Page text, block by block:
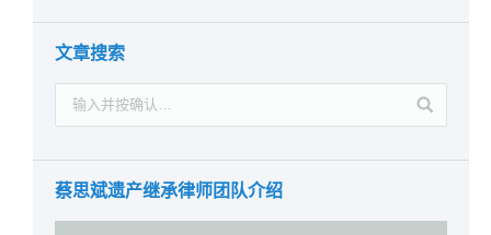
文章搜索
蔡思斌遗产继承律师团队介绍